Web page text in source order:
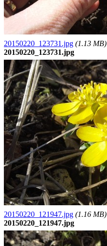
20150220_123731.jpg (1.13 MB)
20150220_123731.jpg
20150220_121947.jpg (1.16 MB)
20150220_121947.jpg